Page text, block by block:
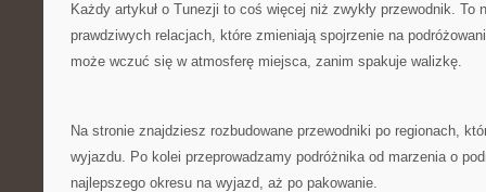
Każdy artykuł o Tunezji to coś więcej niż zwykły przewodnik. To
prawdziwych relacjach, które zmieniają spojrzenie na
może wczuć się w atmosferę miejsca, zanim spakuje walizkę.
Na stronie znajdziesz rozbudowane przewodniki po regionach,
wyjazdu. Po kolei przeprowadzamy podróżnika od marzenia o
najlepszego okresu na wyjazd, aż po pakowanie.